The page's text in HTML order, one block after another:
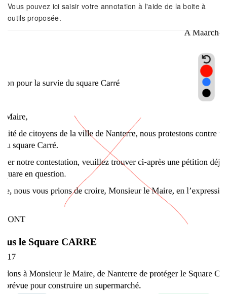
Vous pouvez ici saisir votre annotation à l'aide de la boite à
outils proposée.